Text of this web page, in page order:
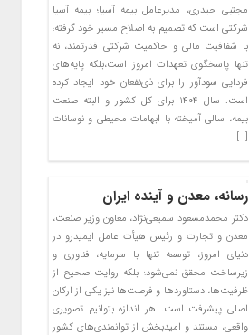
مجتبی حیدری، مدیرعامل بیمه آسیا؛ بیمه آسیا
شرکتی است که تصمیم به اصلاح مسیر خود گرفته؛
با شفافیت مالی و حاکمیت شرکتی قدرتمند، نه
تنها پاسخگوی تعهدات امروز است،بلکه پایه‌های
فردایی سودآور را برای ذی‌نفعان خود ایجاد کرده
است. سال ۱۴۰۴ برای کل کشور و البته صنعت
بیمه، سالی آمیخته با ابهامات محیطی و نوسانات
[…]
رسانه، معدن و آینده ایران
دکتر محمدمسعود سمیعی‌نژاد، معاون وزیر صنعت،
معدن و تجارت و رئیس هیأت عامل ایمیدرو در
دنیای امروز، توسعه تنها با سرمایه، فناوری و
زیرساخت محقق نمی‌شود؛ بلکه روایت صحیح از
ظرفیت‌ها، دستاوردها و فرصت‌ها نیز یکی از ارکان
اصلی پیشرفت است. هر اندازه بتوانیم تصویری
واقعی، مستند و امیدبخش از توانمندی‌های کشور